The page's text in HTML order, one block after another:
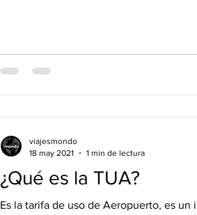
¿Qué es la TUA?
Es la tarifa de uso de Aeropuerto, es un
viajesmondo
18 may 2021
1 min de lectura